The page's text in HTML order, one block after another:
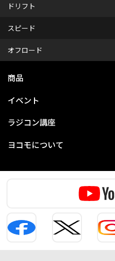
ドリフト
スピード
オフロード
商品
イベント
ラジコン講座
ヨコモについて